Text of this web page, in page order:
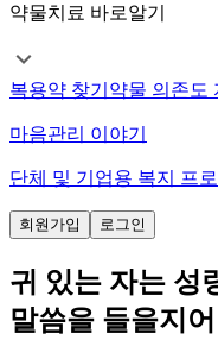
약물치료 바로알기
복용약 찾기 약물 의존도
마음관리 이야기
단체 및 기업용 복지 프
회원가입 로그인
귀 있는 자는 성
말씀을 들을지